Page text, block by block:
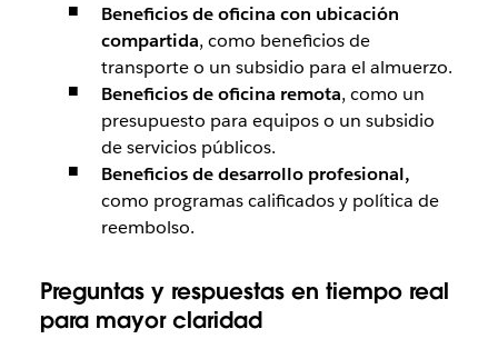
Beneficios de oficina con ubicación
compartida, como beneficios de
transporte o un subsidio para el almuerzo.
Beneficios de oficina remota, como un
presupuesto para equipos o un subsidio
de servicios públicos.
Beneficios de desarrollo profesional,
como programas calificados y política de
reembolso.
Preguntas y respuestasen tiempo real
para mayor claridad